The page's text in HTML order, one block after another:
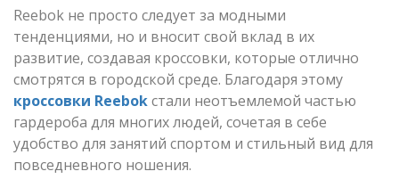
Reebok не просто следует за модными
тенденциями, но и вносит свой вклад в их
развитие, создавая кроссовки, которые отлично
смотрятся в городской среде. Благодаря этому
кроссовки Reebokстали неотъемлемой частью
гардероба для многих людей, сочетая в себе
удобство для занятий спортом и стильный вид для
повседневного ношения.